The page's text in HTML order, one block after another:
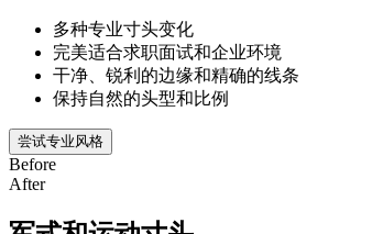
多种专业寸头变化
完美适合求职面试和企业环境
干净、锐利的边缘和精确的线条
保持自然的头型和比例
尝试专业风格
Before
After